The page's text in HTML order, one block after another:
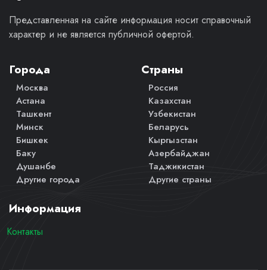
Представленная на сайте информация носит справочный
характер и не является публичной офертой.
Города
Москва
Астана
Ташкент
Минск
Бишкек
Баку
Душанбе
Другие города
Страны
Россия
Казахстан
Узбекистан
Беларусь
Кыргызстан
Азербайджан
Таджикистан
Другие страны
Информация
Контакты